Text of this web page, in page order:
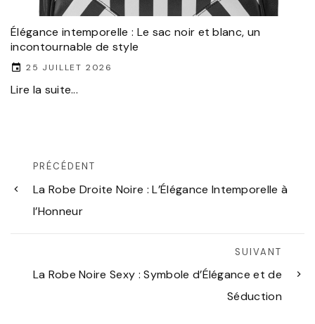
Élégance intemporelle : Le sac noir et blanc, un
incontournable de style
25 JUILLET 2026
Lire la suite...
PRÉCÉDENT
La Robe Droite Noire : L’Élégance Intemporelle à
l’Honneur
SUIVANT
La Robe Noire Sexy : Symbole d’Élégance et de
Séduction